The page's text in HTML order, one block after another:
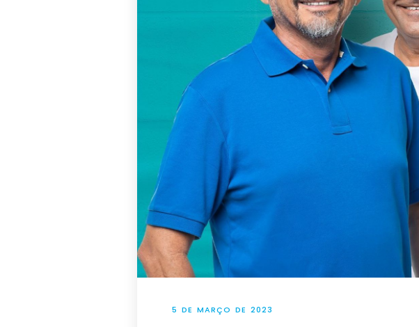
5 DE MARÇO DE 2023